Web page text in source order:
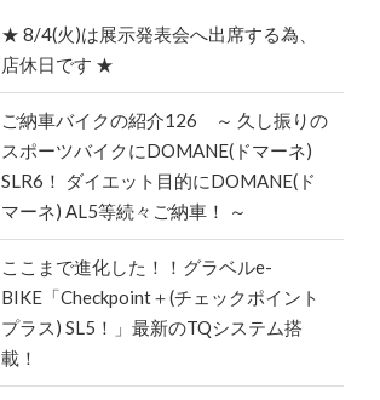
★ 8/4(火)は展示発表会へ出席する為、
店休日です ★
ご納車バイクの紹介126 ～ 久し振りの
スポーツバイクにDOMANE(ドマーネ)
SLR6！ ダイエット目的にDOMANE(ド
マーネ) AL5等続々ご納車！ ～
ここまで進化した！！グラベルe-
BIKE「Checkpoint＋(チェックポイント
プラス) SL5！」最新のTQシステム搭
載！